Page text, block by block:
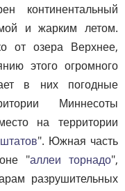
континентальный
и жарким летом.
от озера Верхнее,
этого огромного
в них погодные
Миннесоты
на территории
". Южная часть
"аллеи торнадо",
разрушительных